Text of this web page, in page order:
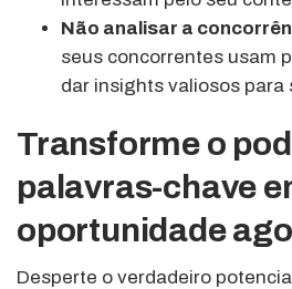
Não analisar a
seus concorrentes usam
dar insights valiosos para
Transforme o
palavras-chave
oportunidade
Desperte o verdadeiro